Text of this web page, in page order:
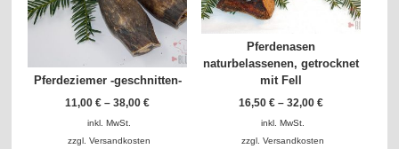
Pferdeziemer -geschnitten-
11,00€ –38,00€
inkl. MwSt.
zzgl.Versandkosten
Pferdenasen
naturbelassenen, getrocknet
mit Fell
16,50€ –32,00€
inkl. MwSt.
zzgl.Versandkosten